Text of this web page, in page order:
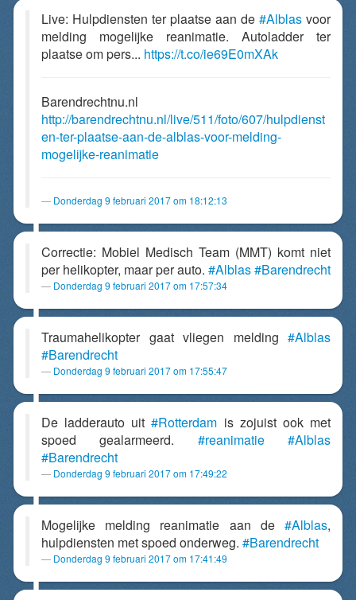
Live: Hulpdiensten ter plaatse aan de #Alblas voor
melding mogelijke reanimatie. Autoladder ter
plaatse om pers... https://t.co/ie69E0mXAk
Barendrechtnu.nl
http://barendrechtnu.nl/live/511/foto/607/hulpdienst
en-ter-plaatse-aan-de-alblas-voor-melding-
mogelijke-reanimatie
Donderdag 9 februari 2017 om 18:12:13
Correctie: Mobiel Medisch Team (MMT) komt niet
per helikopter, maar per auto. #Alblas#Barendrecht
Donderdag 9 februari 2017 om 17:57:34
Traumahelikopter gaat vliegen melding #Alblas
#Barendrecht
Donderdag 9 februari 2017 om 17:55:47
De ladderauto uit#Rotterdam is zojuist ook met
spoed gealarmeerd. #reanimatie
#Alblas
#Barendrecht
Donderdag 9 februari 2017 om 17:49:22
Mogelijke melding reanimatie aan de #Alblas,
hulpdiensten met spoed onderweg. #Barendrecht
Donderdag 9 februari 2017 om 17:41:49